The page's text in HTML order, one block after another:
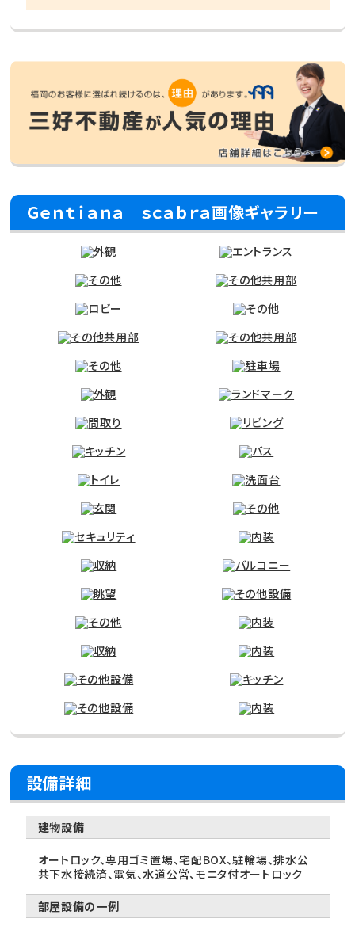
Ｇｅｎｔｉａｎａ ｓｃａｂｒａ画像ギャラリー
設備詳細
建物設備
オートロック、専用ゴミ置場、宅配BOX、駐輪場、排水公
共下水接続済、電気、水道公営、モニタ付オートロック
部屋設備の一例